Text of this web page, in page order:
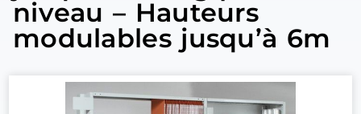
niveau – Hauteurs
modulables jusqu’à 6m